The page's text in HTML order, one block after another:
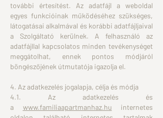
további értesítést. Az adatfájl a weboldal
egyes funkcióinak működéséhez szükséges,
látogatásai alkalmával és korábbi adatfájljaival
a Szolgáltató kerülnek. A felhasználó az
adatfájllal kapcsolatos minden tevékenységet
meggátolhat, ennek pontos módjáról
böngészőjének útmutatója igazolja el.
4. Az adatkezelés jogalapja, célja és módja
4.1. Az adatkezelés és
a www.familiaapartmanhaz.hu internetes